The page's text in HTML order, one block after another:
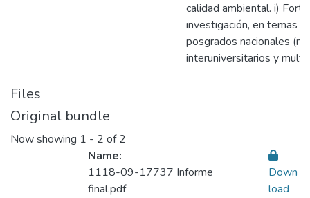
calidad ambiental. i)
investigación, en temas
posgrados nacionales
interuniversitarios y
Files
Original bundle
Now showing 1 - 2 of 2
Name:
1118-09-17737 Informe
final.pdf
Down
load